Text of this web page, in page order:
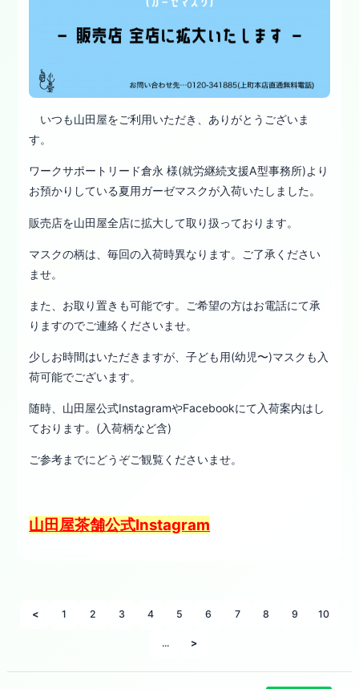
いつも山田屋をご利用いただき、ありがとうございま
す。
ワークサポートリード倉永 様(就労継続支援A型事務所)より
お預かりしている夏用ガーゼマスクが入荷いたしました。
販売店を山田屋全店に拡大して取り扱っております。
マスクの柄は、毎回の入荷時異なります。ご了承ください
ませ。
また、お取り置きも可能です。ご希望の方はお電話にて承
りますのでご連絡くださいませ。
少しお時間はいただきますが、子ども用(幼児〜)マスクも入
荷可能でございます。
随時、山田屋公式InstagramやFacebookにて入荷案内はし
ております。(入荷柄など含)
ご参考までにどうぞご観覧くださいませ。
山田屋茶舗公式Instagram
< 1 2 3 4 5 6 7 8 9 10
... >